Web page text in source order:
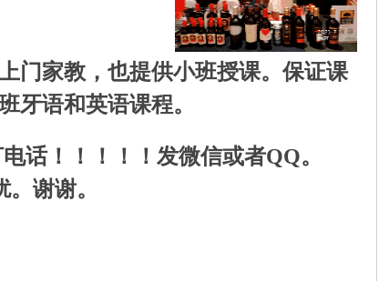
门家教，也提供小班授课。保证课
牙语和英语课程。
话！！！！！发微信或者QQ。
谢谢。